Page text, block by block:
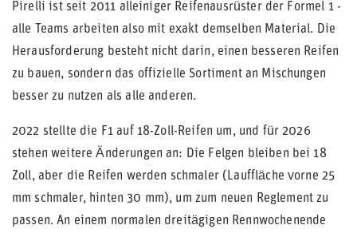
Pirelli ist seit 2011 alleiniger Reifenausrüster der Formel 1 -
alle Teams arbeiten also mit exakt demselben Material. Die
Herausforderung besteht nicht darin, einen besseren Reifen
zu bauen, sondern das offizielle Sortiment an Mischungen
besser zu nutzen als alle anderen.
2022 stellte die F1 auf 18-Zoll-Reifen um, und für 2026
stehen weitere Änderungen an: Die Felgen bleiben bei 18
Zoll, aber die Reifen werden schmaler (Lauffläche vorne 25
mm schmaler, hinten 30 mm), um zum neuen Reglement zu
passen. An einem normalen dreitägigen Rennwochenende